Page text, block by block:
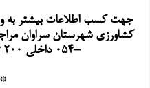
جهت کسب اطلاعات بیشتر به
–۰۵۴ داخلی ۲۰۰ تماس حاصل فرمایید.